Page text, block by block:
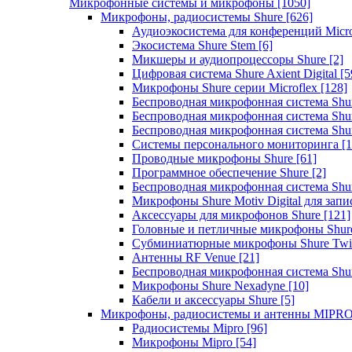
Микрофонные системы и микрофоны
[1050]
Микрофоны, радиосистемы Shure [626]
Аудиоэкосистема для конференций
Экосистема Shure Stem [6]
Микшеры и аудиопроцессоры Shure [2]
Цифровая система Shure Axient Digital
Микрофоны Shure серии Microflex [128]
Беспроводная микрофонная система
Беспроводная микрофонная система
Беспроводная микрофонная система
Системы персонального мониторинга
Проводные микрофоны Shure [61]
Программное обеспечение Shure [2]
Беспроводная микрофонная система
Микрофоны Shure Motiv Digital для
Аксессуары для микрофонов Shure [121]
Головные и петличные микрофоны
Субминиатюрные микрофоны Shure
Антенны RF Venue [21]
Беспроводная микрофонная система
Микрофоны Shure Nexadyne [10]
Кабели и аксессуары Shure [5]
Микрофоны, радиосистемы и антенны
Радиосистемы Mipro [96]
Микрофоны Mipro [54]